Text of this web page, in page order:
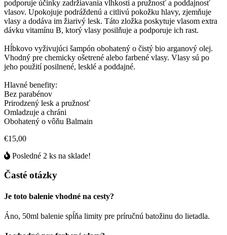
podporuje účinky zadržiavania vlhkosti a pružnosť a poddajnosť
vlasov. Upokojuje podráždenú a citlivú pokožku hlavy, zjemňuje
vlasy a dodáva im žiarivý lesk. Táto zložka poskytuje vlasom extra
dávku vitamínu B, ktorý vlasy posilňuje a podporuje ich rast.
Hĺbkovo vyživujúci šampón obohatený o čistý bio arganový olej.
Vhodný pre chemicky ošetrené alebo farbené vlasy. Vlasy sú po
jeho použití posilnené, lesklé a poddajné.
Hlavné benefity:
Bez parabénov
Prirodzený lesk a pružnosť
Omladzuje a chráni
Obohatený o vôňu Balmain
€15,00
Posledné 2 ks na sklade!
Časté otázky
Je toto balenie vhodné na cesty?
Áno, 50ml balenie spĺňa limity pre príručnú batožinu do lietadla.